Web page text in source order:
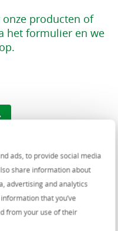
ads, to provide social media
share information about
advertising and analytics
that you’ve
from your use of their
producten of
het formulier en we
zo spoedig